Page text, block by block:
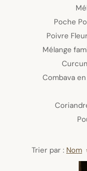
Poche
Poivre
Mélange
Combava
Trier par : Nom